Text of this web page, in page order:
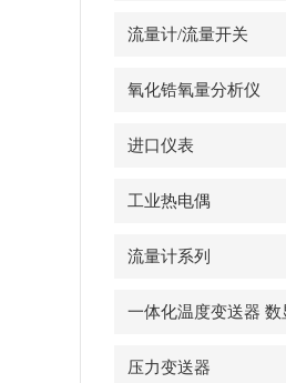
流量计/流量开关
氧化锆氧量分析仪
进口仪表
工业热电偶
流量计系列
压力变送器